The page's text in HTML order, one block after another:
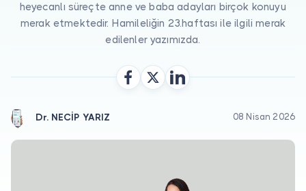
Hastalar için
heyecanlı süreçte anne ve baba adayları birçok konuyu
merak etmektedir. Hamileliğin 23.haftası ile ilgili merak
edilenler yazımızda.
Dr. NECİP YARIZ 08 Nisan 2026